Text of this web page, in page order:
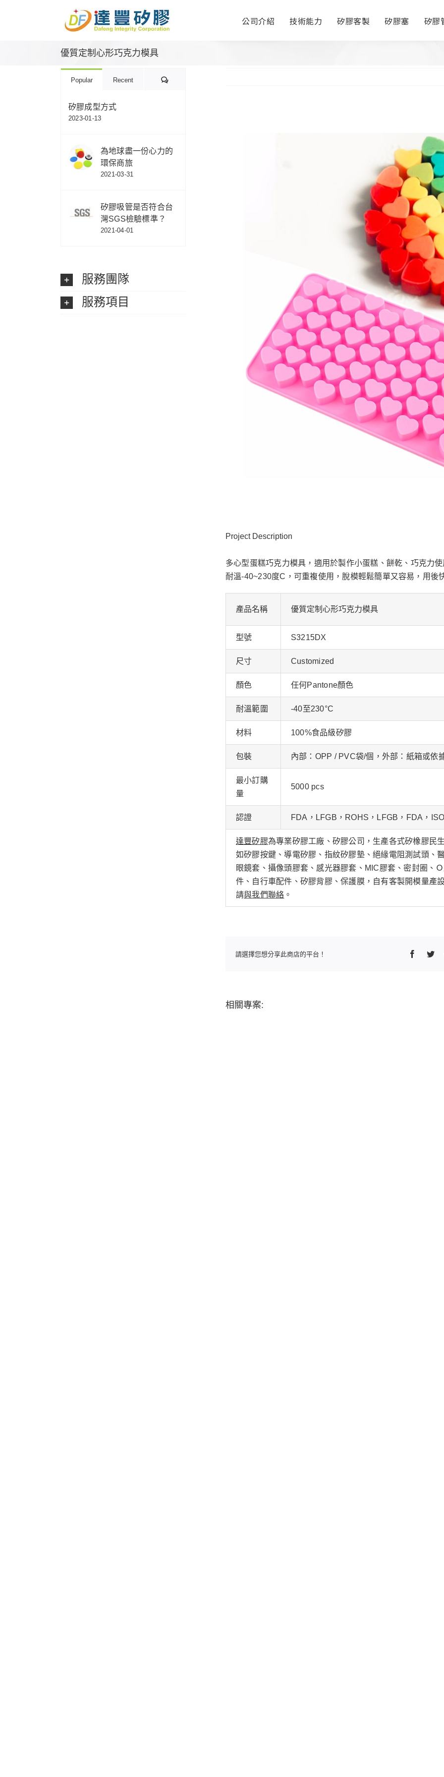
公司介紹 技術能力 矽膠客製 矽膠塞 矽膠
優質定制心形巧克力模具
Project Description
多心型蛋糕巧克力模具，適用於製作小蛋糕、餅乾、巧克力使
耐溫-40~230度C，可重複使用，脫模輕鬆簡單又容易，用後
產品名稱 優質定制心形巧克力模具
型號 S3215DX
尺寸 Customized
顏色 任何Pantone顏色
耐溫範圍 -40至230°C
材料 100%食品級矽膠
包裝 內部：OPP / PVC袋/個，外部：紙箱或依
最小訂購
量
5000 pcs
認證 FDA，LFGB，ROHS，LFGB，FDA，
達豐矽膠為專業矽膠工廠、矽膠公司，生產各式矽橡膠民
如矽膠按鍵、導電矽膠、指紋矽膠墊、絕緣電阻測試頭、
眼鏡套、攝像頭膠套、感光器膠套、MIC膠套、密封圈、
件、自行車配件、矽膠背膠、保護膜，自有客製開模量產
請與我們聯絡 。
請選擇您想分享此商店的平台！
相關專案:
Popular Recent Comments
矽膠成型方式
2023-01-13
為地球盡一份心力的
環保商旅
2021-03-31
矽膠吸管是否符合台
灣SGS檢驗標準？
2021-04-01
服務團隊
服務項目